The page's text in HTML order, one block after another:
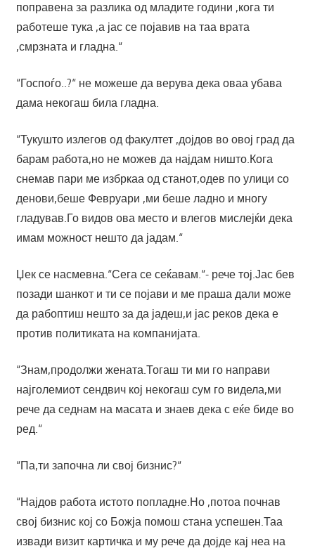
поправена за разлика од младите години ,кога ти
работеше тука ,а јас се појавив на таа врата
,смрзната и гладна.“
“Госпоѓо..?“ не можеше да верува дека оваа убава
дама некогаш била гладна.
“Тукушто излегов од факултет ,дојдов во овој град да
барам работа,но не можев да најдам ништо.Кога
снемав пари ме избркаа од станот,одев по улици со
денови,беше Февруари ,ми беше ладно и многу
гладував.Го видов ова место и влегов мислејќи дека
имам можност нешто да јадам.“
Џек се насмевна.“Сега се сеќавам.“- рече тој.Јас бев
позади шанкот и ти се појави и ме праша дали може
да рабоптиш нешто за да јадеш,и јас реков дека е
против политиката на компанијата.
“Знам,продолжи жената.Тогаш ти ми го направи
најголемиот сендвич кој некогаш сум го видела,ми
рече да седнам на масата и знаев дека с еќе биде во
ред.“
“Па,ти започна ли свој бизнис?“
“Најдов работа истото попладне.Но ,потоа почнав
свој бизнис кој со Божја помош стана успешен.Таа
извади визит картичка и му рече да дојде кај неа на